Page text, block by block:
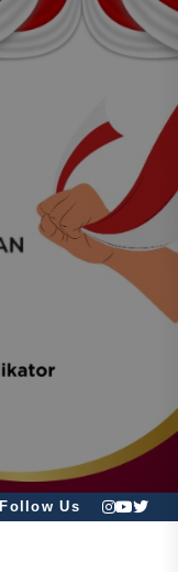
Follow Us